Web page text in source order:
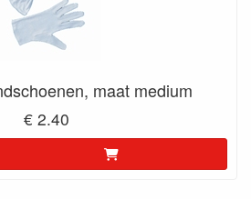
maat medium
€ 2.40